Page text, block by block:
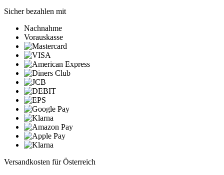
Sicher bezahlen mit
Nachnahme
Vorauskasse
Versandkosten für Österreich